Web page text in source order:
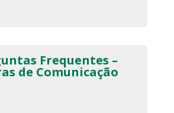
Frequentes –
de Comunicação